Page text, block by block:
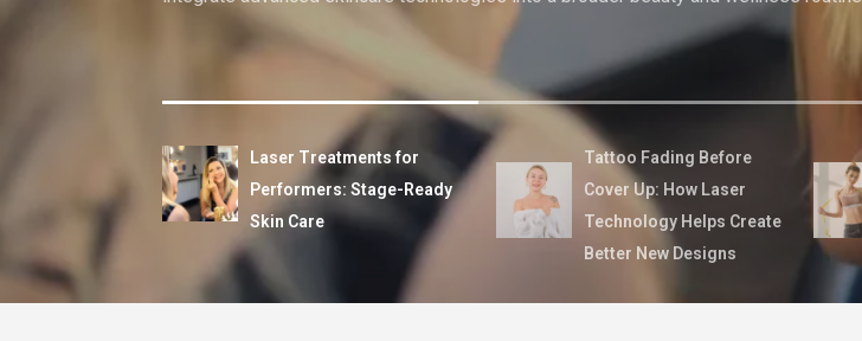
Laser Treatments for
Performers: Stage-Ready
Skin Care
Tattoo Fading Before
Cover Up: How Laser
Technology Helps Create
Better New Designs